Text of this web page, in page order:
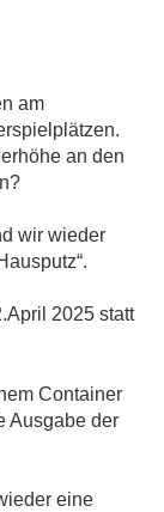
am
an den
wir wieder
2025 statt
Container
Ausgabe der
eine